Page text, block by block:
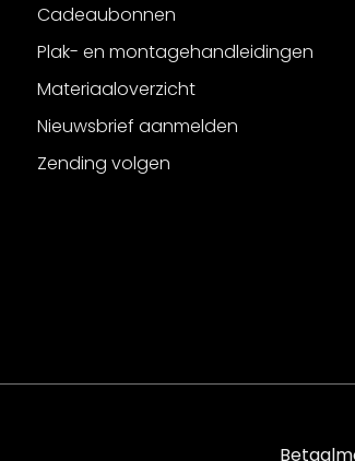
Cadeaubonnen
Plak- en montagehandleidingen
Materiaaloverzicht
Nieuwsbrief aanmelden
Zending volgen